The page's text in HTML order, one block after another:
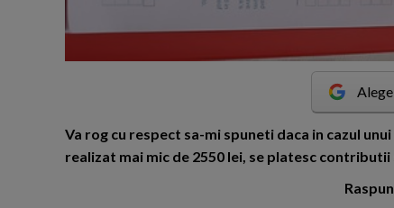
Va rog cu respect sa-mi spuneti daca in cazul
realizat mai mic de 2550 lei, se platesc